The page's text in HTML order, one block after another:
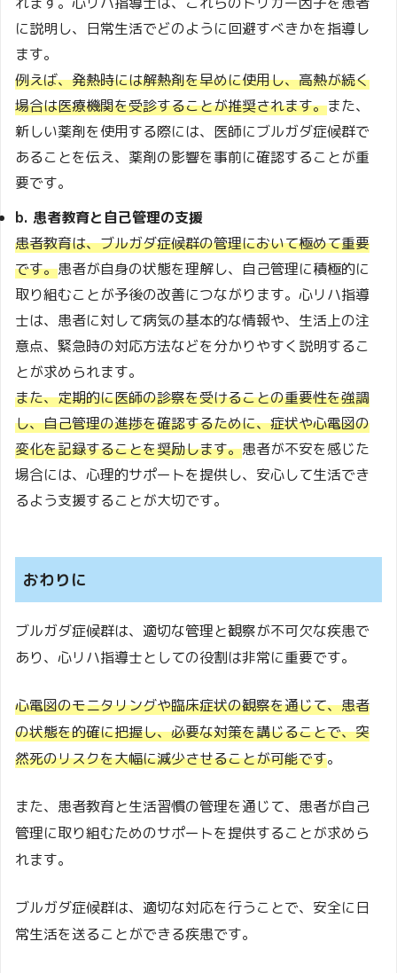
に説明し、日常生活でどのように回避すべきかを指導し
ます。
例えば、発熱時には解熱剤を早めに使用し、高熱が続く
場合は医療機関を受診することが推奨されます。また、
新しい薬剤を使用する際には、医師にブルガダ症候群で
あることを伝え、薬剤の影響を事前に確認することが重
要です。
b. 患者教育と自己管理の支援
患者教育は、ブルガダ症候群の管理において極めて重要
です。患者が自身の状態を理解し、自己管理に積極的に
取り組むことが予後の改善につながります。心リハ指導
士は、患者に対して病気の基本的な情報や、生活上の注
意点、緊急時の対応方法などを分かりやすく説明するこ
とが求められます。
また、定期的に医師の診察を受けることの重要性を強調
し、自己管理の進捗を確認するために、症状や心電図の
変化を記録することを奨励します。患者が不安を感じた
場合には、心理的サポートを提供し、安心して生活でき
るよう支援することが大切です。
おわりに
ブルガダ症候群は、適切な管理と観察が不可欠な疾患で
あり、心リハ指導士としての役割は非常に重要です。
心電図のモニタリングや臨床症状の観察を通じて、患者
の状態を的確に把握し、必要な対策を講じることで、突
然死のリスクを大幅に減少させることが可能です。
また、患者教育と生活習慣の管理を通じて、患者が自己
管理に取り組むためのサポートを提供することが求めら
れます。
ブルガダ症候群は、適切な対応を行うことで、安全に日
常生活を送ることができる疾患です。